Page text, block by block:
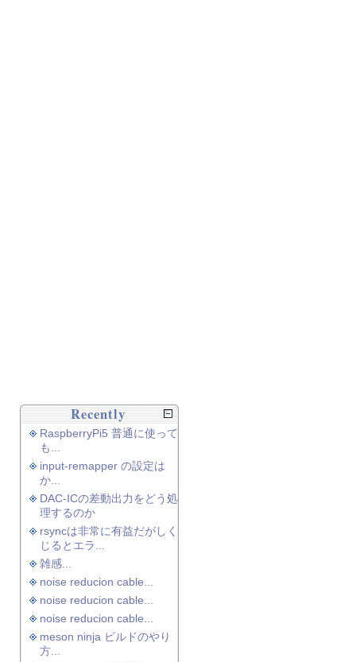
Recently
RaspberryPi5 普通に使って
も...
input-remapper の設定は
か...
DAC-ICの差動出力をどう処
理するのか
rsyncは非常に有益だがしく
じるとエラ...
雑感...
noise reducion cable...
noise reducion cable...
noise reducion cable...
meson ninja ビルドのやり
方...